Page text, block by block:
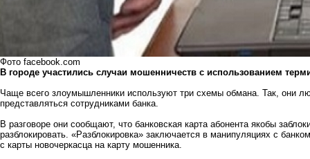
Фото facebook.com
В городе участились случаи мошенничеств с использованием
Чаще всего злоумышленники используют три схемы обмана. Так, они
представляться сотрудниками банка.
В разговоре они сообщают, что банковская карта абонента якобы
разблокировать. «Разблокировка» заключается в манипуляциях с
с карты новочеркасца на карту мошенника.